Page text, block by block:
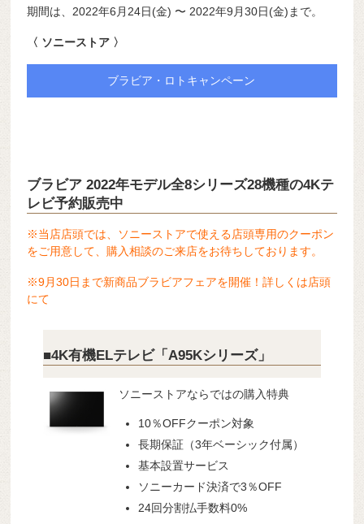
期間は、2022年6月24日(金) 〜 2022年9月30日(金)まで。
〈 ソニーストア 〉
ブラビア・ロトキャンペーン
ブラビア 2022年モデル全8シリーズ28機種の4Kテ
レビ予約販売中
※当店店頭では、ソニーストアで使える店頭専用のクーポン
をご用意して、購入相談のご来店をお待ちしております。
※9月30日まで新商品ブラビアフェアを開催！詳しくは店頭
にて
■4K有機ELテレビ「A95Kシリーズ」
ソニーストアならではの購入特典
10％OFFクーポン対象
長期保証（3年ベーシック付属）
基本設置サービス
ソニーカード決済で3％OFF
24回分割払手数料0%